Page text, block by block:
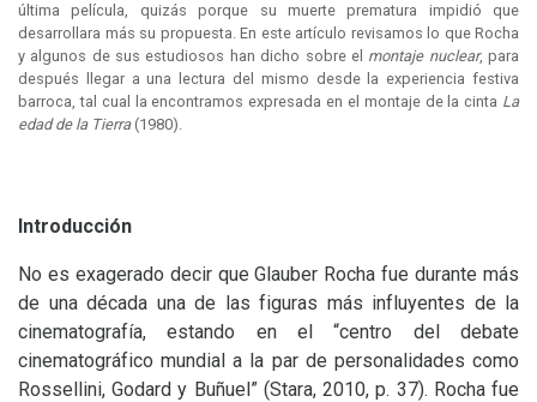
última película, quizás porque su muerte prematura impidió que
desarrollara más su propuesta. En este artículo revisamos lo que Rocha
y algunos de sus estudiosos han dicho sobre el montaje nuclear, para
después llegar a una lectura del mismo desde la experiencia festiva
barroca, tal cual la encontramos expresada en el montaje de la cinta La
edad de la Tierra(1980).
Introducción
No es exagerado decir que Glauber Rocha fue durante más
de una década una de las figuras más influyentes de la
cinematografía, estando en el “centro del debate
cinematográfico mundial a la par de personalidades como
Rossellini, Godard y Buñuel” (Stara, 2010, p. 37). Rocha fue